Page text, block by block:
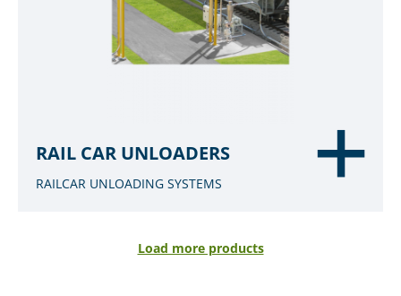
RAIL CAR UNLOADERS
RAILCAR UNLOADING SYSTEMS
Load more products